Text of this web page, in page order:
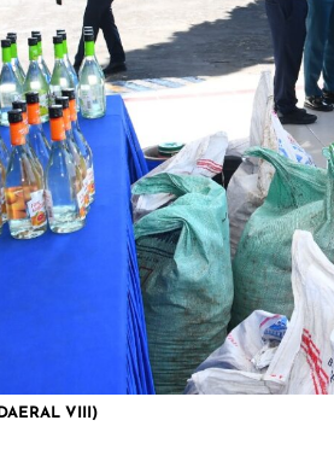
VIII)